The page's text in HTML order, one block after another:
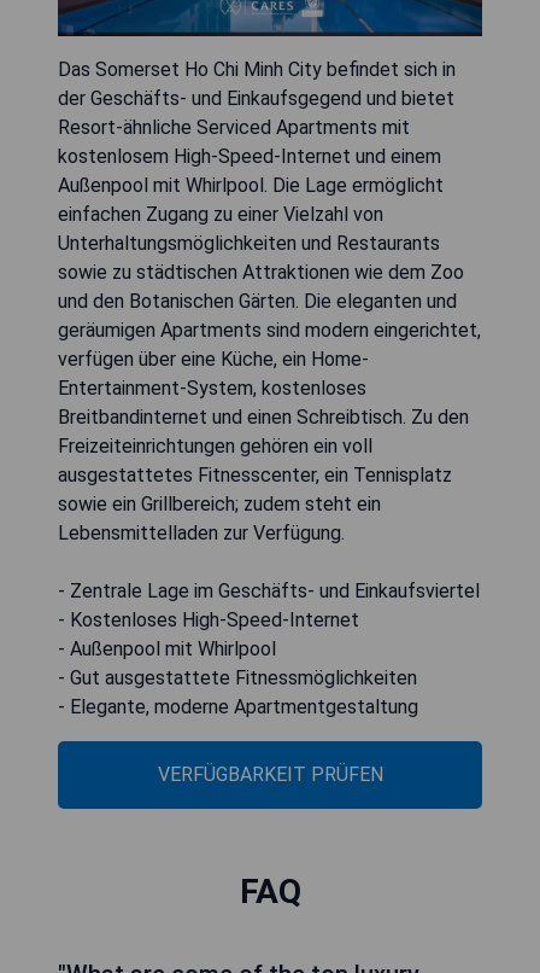
Das Somerset Ho Chi Minh City befindet sich in
der Geschäfts- und Einkaufsgegend und bietet
Resort-ähnliche Serviced Apartments mit
kostenlosem High-Speed-Internet und einem
Außenpool mit Whirlpool. Die Lage ermöglicht
einfachen Zugang zu einer Vielzahl von
Unterhaltungsmöglichkeiten und Restaurants
sowie zu städtischen Attraktionen wie dem Zoo
und den Botanischen Gärten. Die eleganten und
geräumigen Apartments sind modern eingerichtet,
verfügen über eine Küche, ein Home-
Entertainment-System, kostenloses
Breitbandinternet und einen Schreibtisch. Zu den
Freizeiteinrichtungen gehören ein voll
ausgestattetes Fitnesscenter, ein Tennisplatz
sowie ein Grillbereich; zudem steht ein
Lebensmittelladen zur Verfügung.
- Zentrale Lage im Geschäfts- und Einkaufsviertel
- Kostenloses High-Speed-Internet
- Außenpool mit Whirlpool
- Gut ausgestattete Fitnessmöglichkeiten
- Elegante, moderne Apartmentgestaltung
VERFÜGBARKEIT PRÜFEN
FAQ